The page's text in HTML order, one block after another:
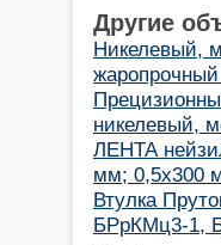
Другие
Никелевый,
жаропрочный
никелевый,
ЛЕНТА
мм; 0,5х300
Втулка
БРрКМц3-1,